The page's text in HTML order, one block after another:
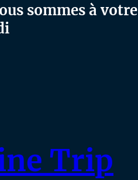
sommes à votre
Trip